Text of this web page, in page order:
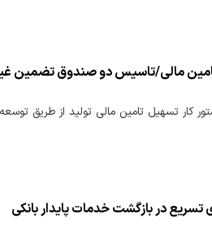
مالی/تاسیس دو صندوق تضمین
کار تسهیل تامین مالی تولید از طریق
تسریع در بازگشت خدمات پایدار بانکی